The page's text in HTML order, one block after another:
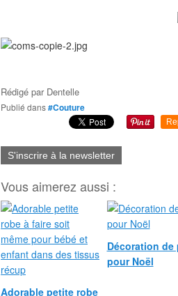
Rédigé par Dentelle
Publié dans#Couture
S'inscrire à la newsletter
Vous aimerez aussi :
Adorable petite robe
Décoration de
pour Noël